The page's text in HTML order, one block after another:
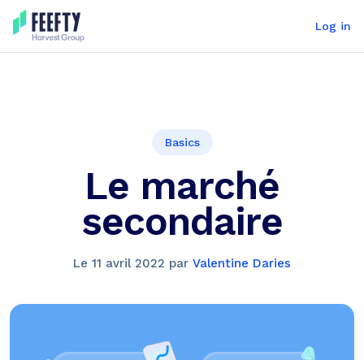
Log in
Basics
Le marché
secondaire
Le 11 avril 2022 par Valentine Daries